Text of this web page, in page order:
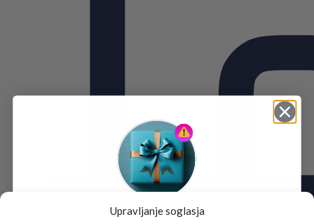
Upravljanje soglasja
Tukaj je!